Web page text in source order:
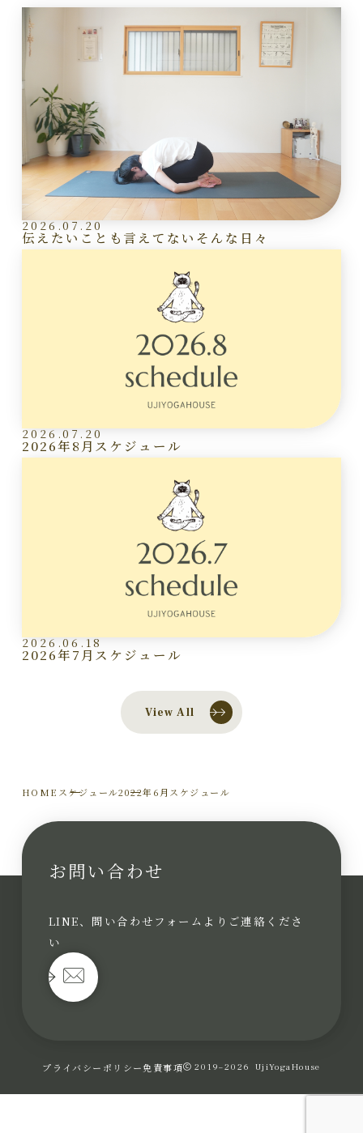
2026.07.20
伝えたいことも言えてないそんな日々
2026.07.20
2026年8月スケジュール
2026.06.18
2026年7月スケジュール
View All
HOME スケジュール2022年6月スケジュール
お問い合わせ
LINE、問い合わせフォームよりご連絡くださ
い
プライバシーポリシー免責事項 2019–2026 UjiYogaHouse